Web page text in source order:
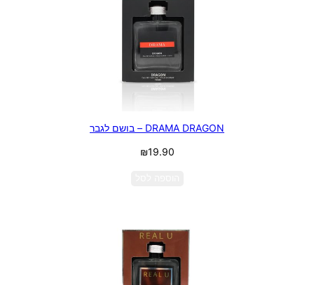
DRAMA DRAGON – בושם לגבר
₪19.90